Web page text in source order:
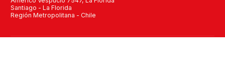
Santiago - La Florida
Región Metropolitana - Chile